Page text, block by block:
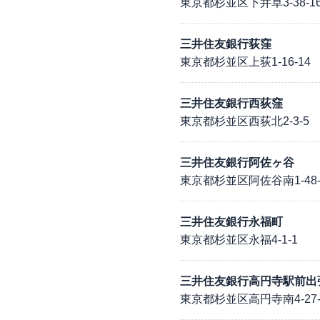
東京都杉並区下井草3-38-
三井住友銀行荻窪
東京都杉並区上荻1-16-14
三井住友銀行西荻窪
東京都杉並区西荻北2-3-5
三井住友銀行阿佐ヶ谷
東京都杉並区阿佐谷南1-
三井住友銀行永福町
東京都杉並区永福4-1-1
三井住友銀行高円寺駅前出
東京都杉並区高円寺南4-